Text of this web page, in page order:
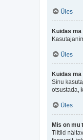
Üles
Kuidas ma
Üles
Kuidas
Sinu
otsustada,
Üles
Mis on mu
Tiitlid